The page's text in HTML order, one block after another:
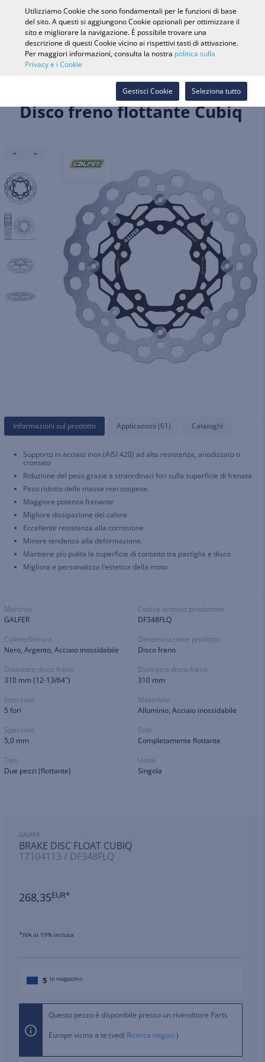
Ricerca veicolo
Cerca nel
Webshop
Accedi
17104113
Disco freno flottante Cubiq
Informazioni sul prodotto Applicazioni (61) Cataloghi
Supporto in acciaio inox (AISI 420) ad alta resistenza, anodizzato o
cromato
Riduzione del peso grazie a straordinari fori sulla superficie di frenata
Peso ridotto delle masse non sospese.
Maggiore potenza frenante
Migliore dissipazione del calore.
Eccellente resistenza alla corrosione
Minore tendenza alla deformazione.
Mantiene più pulita la superficie di contatto tra pastiglia e disco
Migliora e personalizza l’estetica della moto
Marchio
GALFER
Codice articolo produttore
DF348FLQ
Colore/finitura
Nero, Argento, Acciaio inossidabile
Denominazione prodotto
Disco freno
Diametro disco freno
310 mm (12-13/64")
Diametro disco freno
310 mm
Interasse
5 fori
Materiale
Alluminio, Acciaio inossidabile
Spessore
5,0 mm
Stile
Completamente flottante
Tipo
Due pezzi (flottante)
Unità
Singola
GALFER
BRAKE DISC FLOAT CUBIQ
17104113 / DF348FLQ
268,35EUR*
*IVA al 19% inclusa
5 In magazzino
Questo pezzo è disponibile presso un rivenditore Parts
Europe vicino a te (vedi Ricerca negozi )
Utilizziamo Cookie che sono fondamentali per le funzioni di base
del sito. A questi si aggiungono Cookie opzionali per ottimizzare il
sito e migliorare la navigazione. È possibile trovare una
descrizione di questi Cookie vicino ai rispettivi tasti di attivazione.
Per maggiori informazioni, consulta la nostra politica sulla
Privacy e i Cookie
Seleziona tutto
Gestisci Cookie